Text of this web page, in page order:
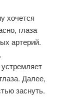
хочется
глаза
артерий.
Далее,
заснуть.